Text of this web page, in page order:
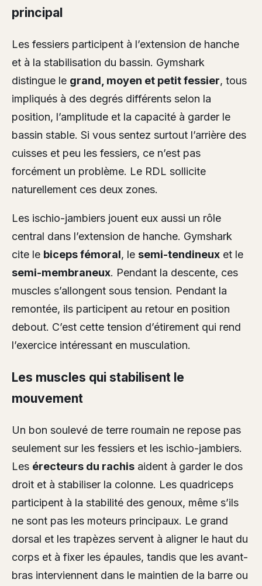
principal
Les fessiers participent à l’extension de hanche
et à la stabilisation du bassin. Gymshark
distingue le grand, moyen et petit fessier, tous
impliqués à des degrés différents selon la
position, l’amplitude et la capacité à garder le
bassin stable. Si vous sentez surtout l’arrière des
cuisses et peu les fessiers, ce n’est pas
forcément un problème. Le RDL sollicite
naturellement ces deux zones.
Les ischio-jambiers jouent eux aussi un rôle
central dans l’extension de hanche. Gymshark
cite le biceps fémoral, le semi-tendineux et le
semi-membraneux. Pendant la descente, ces
muscles s’allongent sous tension. Pendant la
remontée, ils participent au retour en position
debout. C’est cette tension d’étirement qui rend
l’exercice intéressant en musculation.
Les muscles qui stabilisent le
mouvement
Un bon soulevé de terre roumain ne repose pas
seulement sur les fessiers et les ischio-jambiers.
Les érecteurs du rachis aident à garder le dos
droit et à stabiliser la colonne. Les quadriceps
participent à la stabilité des genoux, même s’ils
ne sont pas les moteurs principaux. Le grand
dorsal et les trapèzes servent à aligner le haut du
corps et à fixer les épaules, tandis que les avant-
bras interviennent dans le maintien de la barre ou